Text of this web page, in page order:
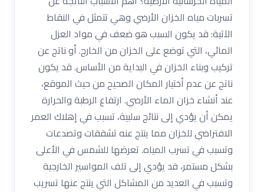
تسربات مياه الخزان الأرضي وهي تتمثل في النقاط
الآتية: قد يكون السبب هو ضعف في مواد العزل
المائي، التي توضع على الخزان من الخارج. أو ناتج عن
تركيب وبناء الخزان في البداية من الأساس. قد يكون
ناتج عن عدم أختيار المكان الصحيح من حيث الموقع،
عند أنشاء خزان الماء الأرضي. ارتفاع الرطبة والحرارة
يمكن أن يؤدي إلى نتائج سلبية، تسبب في إهلاك العمر
الافتراضي للخزان مما ينتج عنه تشققات وتصدعات
وتسبب في تسرب المياه. تعرضها للشمس في الأعلى
بشكل مستمر، قد يؤدي إلى تلف المواسير الخارجية
وتسبب في العديد من المشاكل التي ينتج عنها تسريب